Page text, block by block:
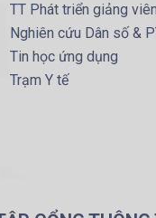
TT Phát triển giảng
Nghiên cứu Dân số &
Tin học ứng dụng
Trạm Y tế